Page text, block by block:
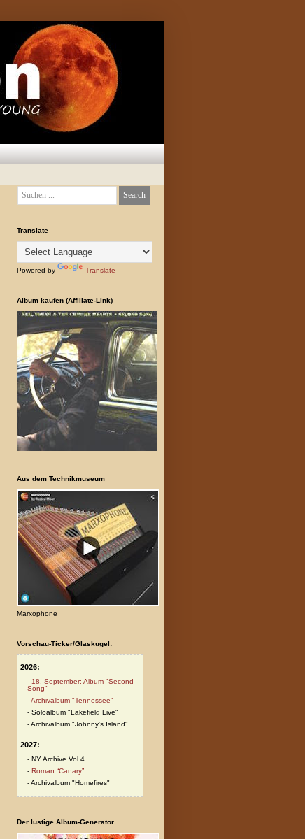
Translate
Powered by Translate
Album kaufen (Affiliate-Link)
Aus dem Technikmuseum
Marxophone
Vorschau-Ticker/Glaskugel:
2026:
18. September: Album "Second
Song"
Archivalbum "Tennessee"
Soloalbum "Lakefield Live"
Archivalbum "Johnny's Island"
2027:
NY Archive Vol.4
Roman “Canary”
Archivalbum "Homefires"
Der lustige Album-Generator